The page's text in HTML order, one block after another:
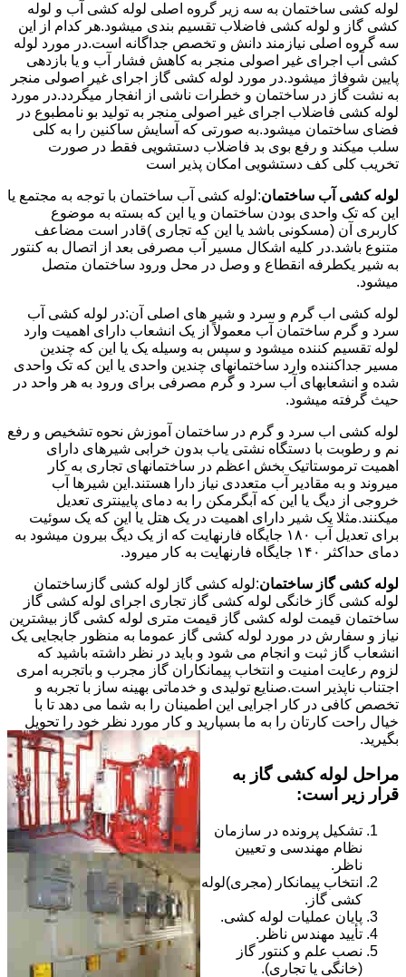
لوله کشی ساختمان به سه زیر گروه اصلی لوله کشی آب و لوله
کشی گاز و لوله کشی فاضلاب تقسیم بندی میشود.هر کدام از این
سه گروه اصلی نیازمند دانش و تخصص جداگانه است.در مورد لوله
کشی آب اجرای غیر اصولی منجر به کاهش فشار آب و یا بازدهی
پایین شوفاژ میشود.در مورد لوله کشی گاز اجرای غیر اصولی منجر
به نشت گاز در ساختمان و خطرات ناشی از انفجار میگردد.در مورد
لوله کشی فاضلاب اجرای غیر اصولی منجر به تولید بو نامطبوع در
فضای ساختمان میشود.به صورتی که آسایش ساکنین را به کلی
سلب میکند و رفع بوی بد فاضلاب دستشویی فقط در صورت
تخریب کلی کف دستشویی امکان پذیر است
لوله کشی آب ساختمان:لوله کشی آب ساختمان با توجه به مجتمع یا
این که تک واحدی بودن ساختمان و یا این که بسته به موضوع
کاربری آن (مسکونی باشد یا این که تجاری )قادر است مضاعف
متنوع باشد.در کلیه اشکال مسیر آب مصرفی بعد از اتصال به کنتور
به شیر یکطرفه انقطاع و وصل در محل ورود ساختمان متصل
میشود.
لوله کشی اب گرم و سرد و شیر های اصلی آن:در لوله کشی آب
سرد و گرم ساختمان آب معمولاً از یک انشعاب دارای اهمیت وارد
لوله تقسیم کننده میشود و سپس به وسیله یک یا این که چندین
مسیر جداکننده وارد ساختمانهای چندین واحدی یا این که تک واحدی
شده و انشعابهای آب سرد و گرم مصرفی برای ورود به هر واحد در
حیث گرفته میشود.
لوله کشی اب سرد و گرم در ساختمان آموزش نحوه تشخیص و رفع
نم و رطوبت با دستگاه نشتی یاب بدون خرابی شیرهای دارای
اهمیت ترموستاتیک بخش اعظم در ساختمانهای تجاری به کار
میروند و به مقادیر آب متعددی نیاز دارا هستند.این شیرها آب
خروجی از دیگ یا این که آبگرمکن را به دمای پایینتری تعدیل
میکنند.مثلا یک شیر دارای اهمیت در یک هتل یا این که یک سوئیت
برای تعدیل آب ۱۸۰ جایگاه فارنهایت که از یک دیگ بیرون میشود به
دمای حداکثر ۱۴۰ جایگاه فارنهایت به کار میرود.
لوله کشی گاز ساختمان:لوله کشی گاز لوله کشی گازساختمان
لوله کشی گاز خانگی لوله کشی گاز تجاری اجرای لوله کشی گاز
ساختمان قیمت لوله کشی گاز قیمت متری لوله کشی گاز بیشترین
نیاز و سفارش در مورد لوله کشی گاز عموما به منظور جابجایی یک
انشعاب گاز ثبت و انجام می شود و باید در نظر داشته باشید که
لزوم رعایت امنیت و انتخاب پیمانکاران گاز مجرب و باتجربه امری
اجتناب ناپذیر است.صنایع تولیدی و خدماتی بهینه ساز با تجربه و
تخصص کافی در کار اجرایی این اطمینان را به شما می دهد تا با
خیال راحت کارتان را به ما بسپارید و کار مورد نظر خود را تحویل
بگیرید.
مراحل لوله کشی گاز به
قرار زیر است:
تشکیل پرونده در سازمان
نظام مهندسی و تعیین
ناظر.
انتخاب پیمانکار (مجری)لوله
کشی گاز.
پایان عملیات لوله کشی.
تأیید مهندس ناظر.
نصب علم و کنتور گاز
(خانگی یا تجاری).